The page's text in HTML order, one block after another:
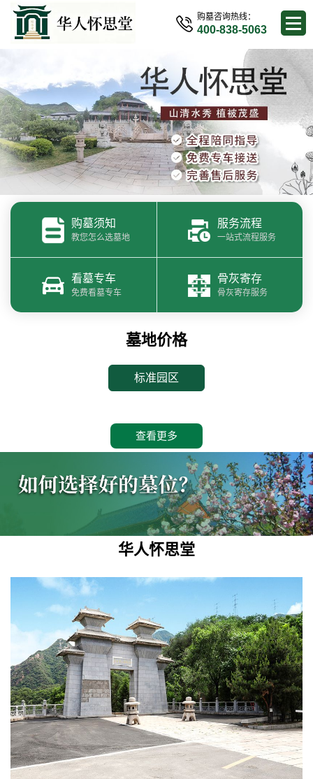
购墓咨询热线：
400-838-5063
购墓须知
教您怎么选墓地
服务流程
一站式流程服务
看墓专车
免费看墓专车
骨灰寄存
骨灰寄存服务
墓地价格
标准园区
查看更多
华人怀思堂